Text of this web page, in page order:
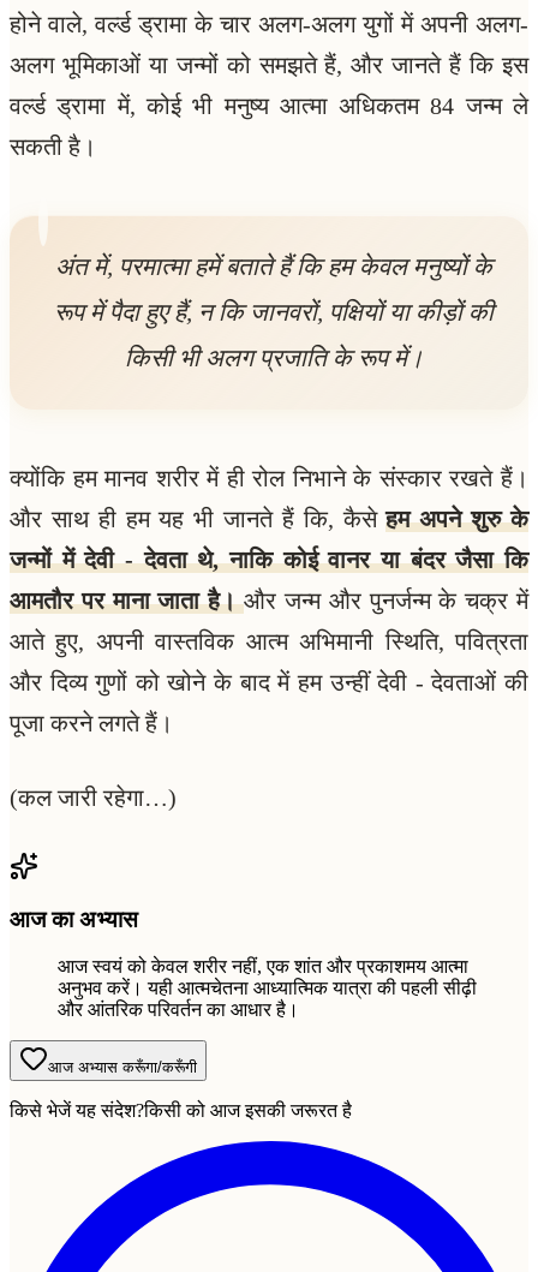
होने वाले, वर्ल्ड ड्रामा के चार अलग-अलग युगों में अपनी अलग-
अलग भूमिकाओं या जन्मों को समझते हैं, और जानते हैं कि इस
वर्ल्ड ड्रामा में, कोई भी मनुष्य आत्मा अधिकतम 84 जन्म ले
सकती है।
अंत में, परमात्मा हमें बताते हैं कि हम केवल मनुष्यों के
रूप में पैदा हुए हैं, न कि जानवरों, पक्षियों या कीड़ों की
किसी भी अलग प्रजाति के रूप में।
क्योंकि हम मानव शरीर में ही रोल निभाने के संस्कार रखते हैं।
और साथ ही हम यह भी जानते हैं कि, कैसेहम अपने शुरु के
जन्मों में देवी - देवता थे, नाकि कोई वानर या बंदर जैसा कि
आमतौर पर माना जाता है।और जन्म और पुनर्जन्म के चक्र में
आते हुए, अपनी वास्तविक आत्म अभिमानी स्थिति, पवित्रता
और दिव्य गुणों को खोने के बाद में हम उन्हीं देवी - देवताओं की
पूजा करने लगते हैं।
(कल जारी रहेगा…)
आज का अभ्यास
आज स्वयं को केवल शरीर नहीं, एक शांत और प्रकाशमय आत्मा
अनुभव करें। यही आत्मचेतना आध्यात्मिक यात्रा की पहली सीढ़ी
और आंतरिक परिवर्तन का आधार है।
आज अभ्यास करूँगा/करूँगी
किसे भेजें यह संदेश?किसी को आज इसकी जरूरत है